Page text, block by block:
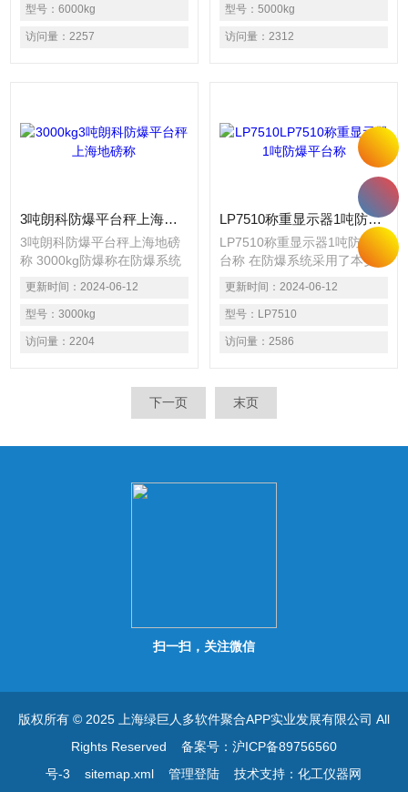
装连接件等部件组合在一起，
可以非常方便地和各种形状的
机械装置相连接，如滚道、平
型号： 6000kg
访问量： 2257
成技术。可广泛使用于石油、
化工、矿井、医药、部门。适
用于化工行业中油漆、精细化
型号： 5000kg
访问量： 2312
3吨朗科防爆平台秤上海地磅称
3吨朗科防爆平台秤上海地磅
称 3000kg防爆称在防爆系统
采用了本安型电路及隔爆型仪
表显示器相结合的集成技术。
可广泛使用于石油、化工、矿
井、医药、部门。适用于化工
行业中油漆、精细化工、制
重；适用于医药制药行业、食
品行业等有防腐要求、环境卫
更新时间： 2024-06-12
型号： 3000kg
访问量： 2204
LP7510称重显示器1吨防爆平台称
LP7510称重显示器1吨防爆平
台称 在防爆系统采用了本安
型电路及隔爆型仪表显示器相
结合的集成技术。可广泛使用
于石油、化工、矿井、医药、
部门。适用于化工行业中油
漆、精细化工、制碱、农药等
医药制药行业、食品行业等有
防腐要求、环境卫生要求的应
更新时间： 2024-06-12
型号： LP7510
访问量： 2586
下一页 末页
扫一扫，关注微信
版权所有 © 2025 上海绿巨人多软件聚合APP实业发展有限公司 All
Rights Reserved 备案号：沪ICP备89756560
号-3
sitemap.xml 管理登陆 技术支持：化工仪器网